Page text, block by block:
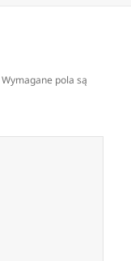
Wymagane pola są